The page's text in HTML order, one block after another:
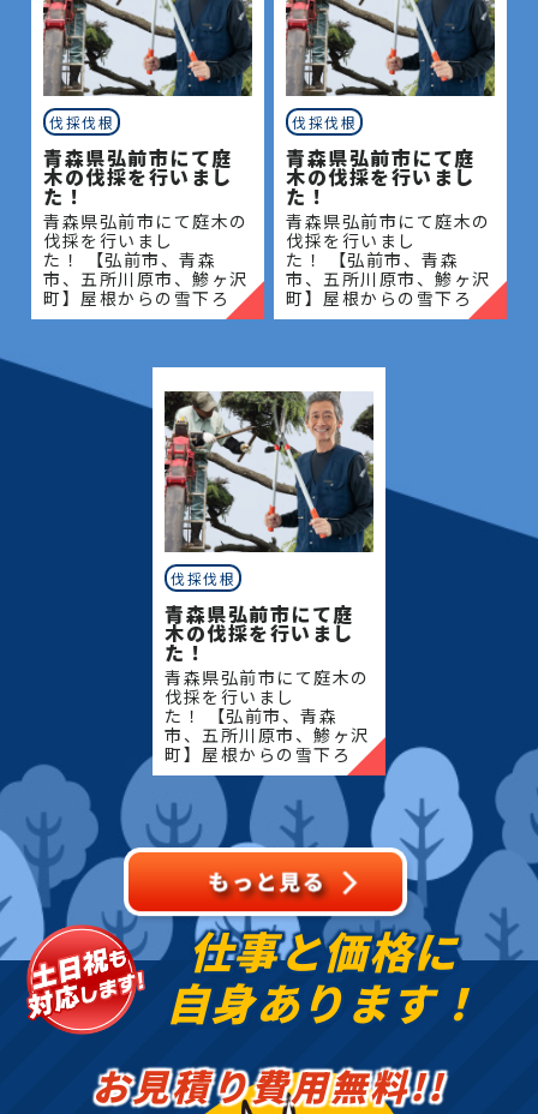
伐採伐根
青森県弘前市にて庭
木の伐採を行いまし
た！
青森県弘前市にて庭木の
伐採を行いまし
た！ 【弘前市、青森
市、五所川原市、鯵ヶ沢
町】屋根からの雪下ろ
し・除雪・排雪などの作
定・草刈りなどのお庭の
こと、造園・
伐採伐根
青森県弘前市にて庭
木の伐採を行いまし
た！
青森県弘前市にて庭木の
伐採を行いまし
た！ 【弘前市、青森
市、五所川原市、鯵ヶ沢
町】屋根からの雪下ろ
し・除雪・排雪などの作
定・草刈りなどのお庭の
こと、造園・
伐採伐根
青森県弘前市にて庭
木の伐採を行いまし
た！
青森県弘前市にて庭木の
伐採を行いまし
た！ 【弘前市、青森
市、五所川原市、鯵ヶ沢
町】屋根からの雪下ろ
し・除雪・排雪などの作
業もお任せください！地
域密着で伐採・抜根・剪
定・草刈りなどのお庭の
こと、造園・
仕事と価格に
自身あります！
お見積り費用無料!!